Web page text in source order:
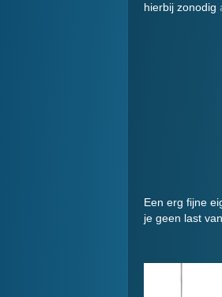
hierbij zonodig
Een erg fijne
je geen last